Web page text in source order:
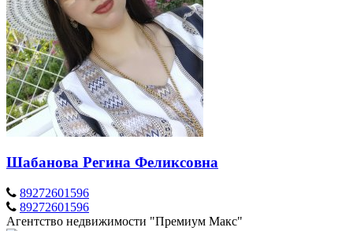
Шабанова Регина Феликсовна
89272601596
89272601596
Агентство недвижимости "Премиум Макс"